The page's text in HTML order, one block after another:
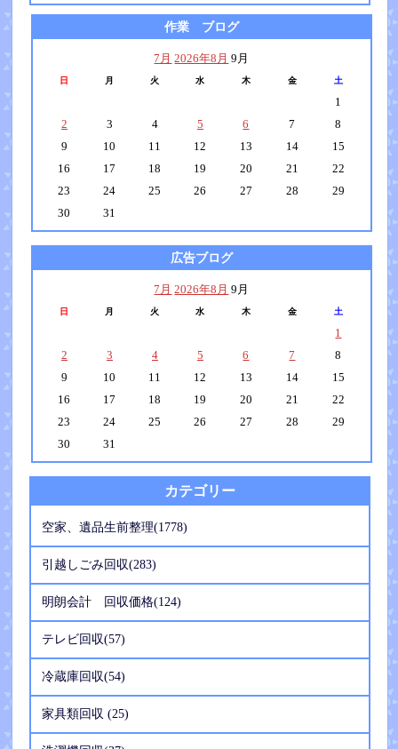
作業 ブログ
7月 2026年8月 9月
日 月 火 水 木 金 土
1
2
3 4 5 6 7
8
9
10 11 12 13 14
15
16
17 18 19 20 21
22
23
24 25 26 27 28
29
30
31
広告ブログ
7月 2026年8月 9月
日 月 火 水 木 金 土
1
2
3 4 5 6 7
8
9
10 11 12 13 14
15
16
17 18 19 20 21
22
23
24 25 26 27 28
29
30
31
カテゴリー
空家、遺品生前整理(1778)
引越しごみ回収(283)
明朗会計 回収価格(124)
テレビ回収(57)
冷蔵庫回収(54)
家具類回収 (25)